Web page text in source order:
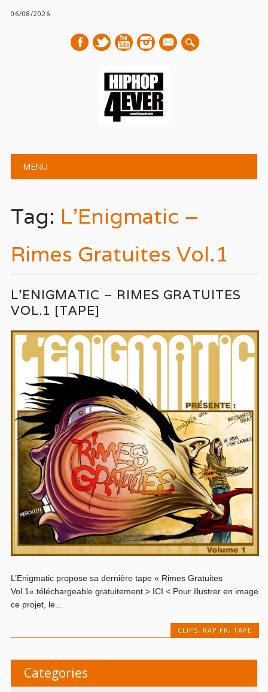
06/08/2026
mail
Main menu
MENU
Tag: L’Enigmatic –
Rimes Gratuites Vol.1
L’ENIGMATIC – RIMES GRATUITES
VOL.1 [TAPE]
L’Enigmatic propose sa dernière tape « Rimes Gratuites
Vol.1« téléchargeable gratuitement > ICI < Pour illustrer en image
ce projet, le...
CLIPS, RAP FR , TAPE
Categories